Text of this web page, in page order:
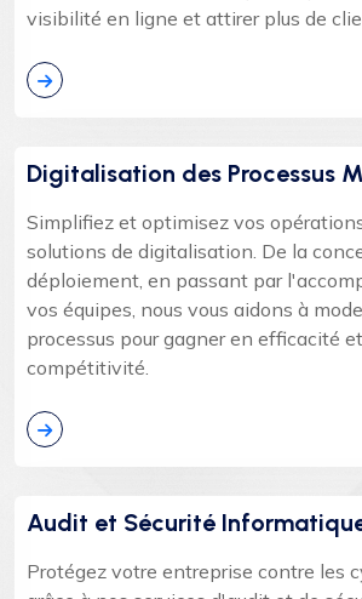
visibilité en ligne et attirer plus de
Digitalisation des Processus
Simplifiez et optimisez vos
solutions de digitalisation. De la
déploiement, en passant par
vos équipes, nous vous aidons à
processus pour gagner en efficacité
compétitivité.
Audit et Sécurité
Protégez votre entreprise contre les